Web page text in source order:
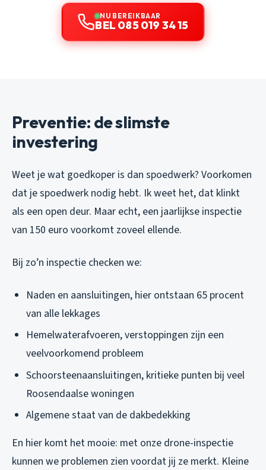
NU BEREIKBAAR
BEL 085 019 34 15
Preventie: de slimste
investering
Weet je wat goedkoper is dan spoedwerk? Voorkomen
dat je spoedwerk nodig hebt. Ik weet het, dat klinkt
als een open deur. Maar echt, een jaarlijkse inspectie
van 150 euro voorkomt zoveel ellende.
Bij zo’n inspectie checken we:
Naden en aansluitingen, hier ontstaan 65 procent
van alle lekkages
Hemelwaterafvoeren, verstoppingen zijn een
veelvoorkomend probleem
Schoorsteenaansluitingen, kritieke punten bij veel
Roosendaalse woningen
Algemene staat van de dakbedekking
En hier komt het mooie: met onze drone-inspectie
kunnen we problemen zien voordat jij ze merkt. Kleine